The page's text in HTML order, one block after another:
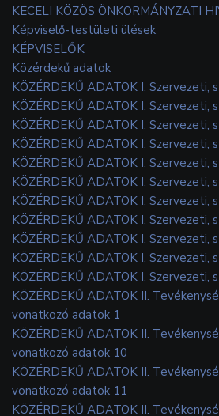
KECELI KÖZÖS ÖNKORMÁNYZATI
Képviselő-testületi ülések
KÉPVISELŐK
Közérdekű adatok
KÖZÉRDEKŰ ADATOK I. Szervezeti,
KÖZÉRDEKŰ ADATOK I. Szervezeti,
KÖZÉRDEKŰ ADATOK I. Szervezeti,
KÖZÉRDEKŰ ADATOK I. Szervezeti,
KÖZÉRDEKŰ ADATOK I. Szervezeti,
KÖZÉRDEKŰ ADATOK I. Szervezeti,
KÖZÉRDEKŰ ADATOK I. Szervezeti,
KÖZÉRDEKŰ ADATOK I. Szervezeti,
KÖZÉRDEKŰ ADATOK I. Szervezeti,
KÖZÉRDEKŰ ADATOK I. Szervezeti,
KÖZÉRDEKŰ ADATOK I. Szervezeti,
KÖZÉRDEKŰ ADATOK II.
vonatkozó adatok 1
KÖZÉRDEKŰ ADATOK II.
vonatkozó adatok 10
KÖZÉRDEKŰ ADATOK II.
vonatkozó adatok 11
KÖZÉRDEKŰ ADATOK II.